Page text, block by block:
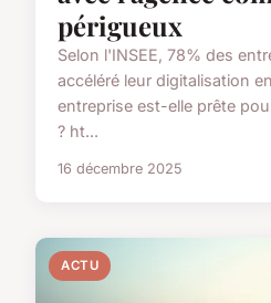
périgueux
Selon l'INSEE, 78% des
accéléré leur digitalisation
entreprise est-elle prête
? ht...
16 décembre 2025
ACTU